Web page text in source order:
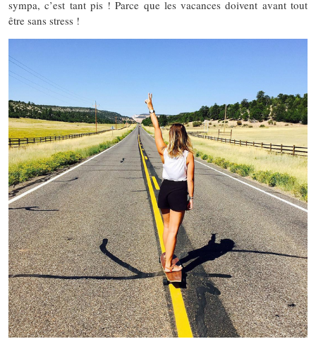
sympa, c’est tant pis ! Parce que les vacances doivent avant tout
être sans stress !